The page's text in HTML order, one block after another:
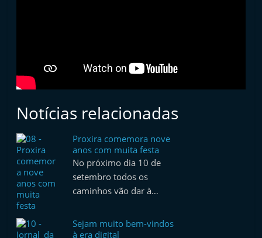
e
t
u
t
o
m
ó
l
Notícias relacionadas
Proxira comemora nove
anos com muita festa
No próximo dia 10 de
setembro todos os
caminhos vão dar à…
Sejam muito bem-vindos
à era digital